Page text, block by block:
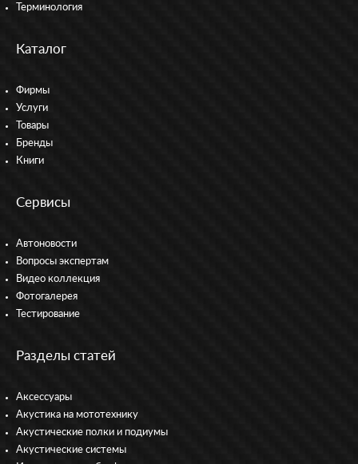
Терминология
Каталог
Фирмы
Услуги
Товары
Бренды
Книги
Сервисы
Автоновости
Вопросы экспертам
Видео коллекция
Фотогалерея
Тестирование
Разделы статей
Аксессуары
Акустика на мототехнику
Акустические полки и подиумы
Акустические системы